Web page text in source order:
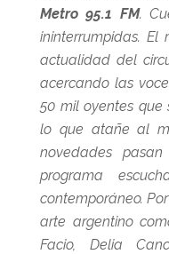
Metro 95.1 FM.
ininterrumpidas.
actualidad del
acercando las
50 mil oyentes que
lo que atañe al
novedades
programa
contemporáneo.
arte argentino
Facio, Delia